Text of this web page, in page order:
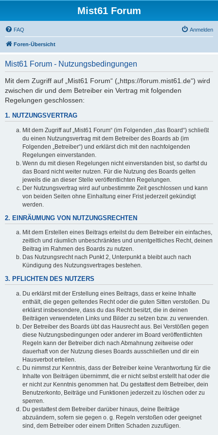
Mist61 Forum
FAQ Anmelden
Foren-Übersicht
Mist61 Forum - Nutzungsbedingungen
Mit dem Zugriff auf „Mist61 Forum“ („https://forum.mist61.de“) wird
zwischen dir und dem Betreiber ein Vertrag mit folgenden
Regelungen geschlossen:
1. NUTZUNGSVERTRAG
Mit dem Zugriff auf „Mist61 Forum“ (im Folgenden „das Board“) schließt
du einen Nutzungsvertrag mit dem Betreiber des Boards ab (im
Folgenden „Betreiber“) und erklärst dich mit den nachfolgenden
Regelungen einverstanden.
Wenn du mit diesen Regelungen nicht einverstanden bist, so darfst du
das Board nicht weiter nutzen. Für die Nutzung des Boards gelten
jeweils die an dieser Stelle veröffentlichten Regelungen.
Der Nutzungsvertrag wird auf unbestimmte Zeit geschlossen und kann
von beiden Seiten ohne Einhaltung einer Frist jederzeit gekündigt
werden.
2. EINRÄUMUNG VON NUTZUNGSRECHTEN
Mit dem Erstellen eines Beitrags erteilst du dem Betreiber ein einfaches,
zeitlich und räumlich unbeschränktes und unentgeltliches Recht, deinen
Beitrag im Rahmen des Boards zu nutzen.
Das Nutzungsrecht nach Punkt 2, Unterpunkt a bleibt auch nach
Kündigung des Nutzungsvertrages bestehen.
3. PFLICHTEN DES NUTZERS
Du erklärst mit der Erstellung eines Beitrags, dass er keine Inhalte
enthält, die gegen geltendes Recht oder die guten Sitten verstoßen. Du
erklärst insbesondere, dass du das Recht besitzt, die in deinen
Beiträgen verwendeten Links und Bilder zu setzen bzw. zu verwenden.
Der Betreiber des Boards übt das Hausrecht aus. Bei Verstößen gegen
diese Nutzungsbedingungen oder anderer im Board veröffentlichten
Regeln kann der Betreiber dich nach Abmahnung zeitweise oder
dauerhaft von der Nutzung dieses Boards ausschließen und dir ein
Hausverbot erteilen.
Du nimmst zur Kenntnis, dass der Betreiber keine Verantwortung für die
Inhalte von Beiträgen übernimmt, die er nicht selbst erstellt hat oder die
er nicht zur Kenntnis genommen hat. Du gestattest dem Betreiber, dein
Benutzerkonto, Beiträge und Funktionen jederzeit zu löschen oder zu
sperren.
Du gestattest dem Betreiber darüber hinaus, deine Beiträge
abzuändern, sofern sie gegen o. g. Regeln verstoßen oder geeignet
sind, dem Betreiber oder einem Dritten Schaden zuzufügen.